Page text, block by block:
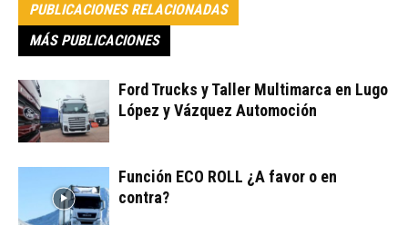
PUBLICACIONES RELACIONADAS
MÁS PUBLICACIONES
Ford Trucks y Taller Multimarca en Lugo
López y Vázquez Automoción
Función ECO ROLL ¿A favor o en
contra?